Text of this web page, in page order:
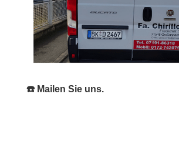
☎️ Mailen Sie uns.